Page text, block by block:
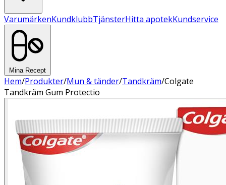
VarumärkenKundklubbTjänsterHitta apotekKundservice
Mina Recept
Hem/Produkter/Mun & tänder/Tandkräm/Colgate
Tandkräm Gum Protectio